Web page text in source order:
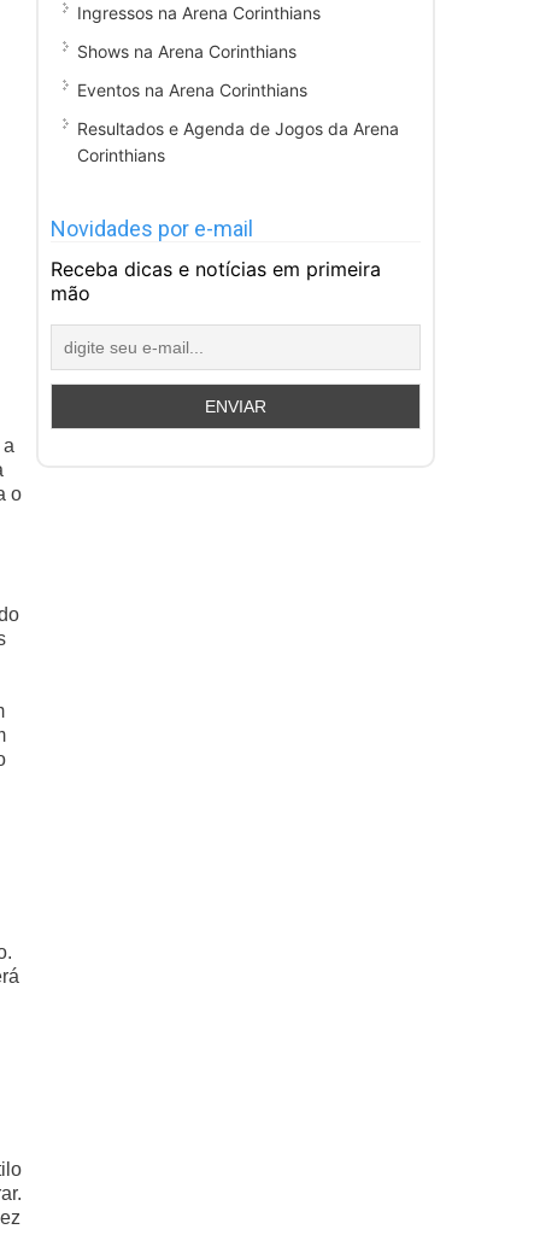
o
Ingressos na Arena Corinthians
Shows na Arena Corinthians
Eventos na Arena Corinthians
Resultados e Agenda de Jogos da Arena
Corinthians
Novidades por e-mail
Receba dicas e notícias em primeira
mão